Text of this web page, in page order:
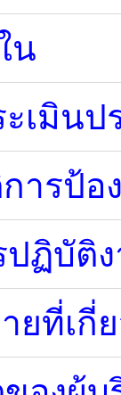
น
เมิน
ารป้อ
ปฏิบัติ
ยที่เกี่